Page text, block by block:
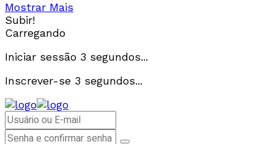
Mostrar Mais
Subir!
Carregando
Iniciar sessão 3 segundos...
Inscrever-se 3 segundos...